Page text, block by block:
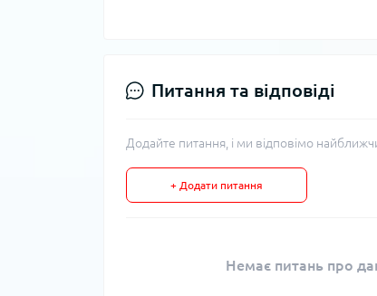
Питання та відповіді
Додайте питання, і ми відповімо
+ Додати питання
Немає питань про